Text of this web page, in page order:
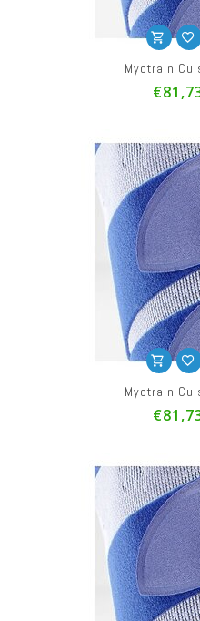
Myotrain
Myotrain